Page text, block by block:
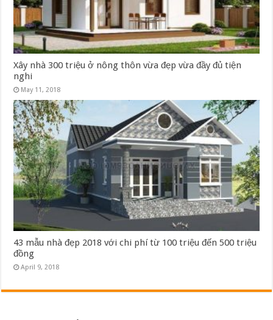
Xây nhà 300 triệu ở nông thôn vừa đẹp vừa đầy đủ tiện
nghi
May 11, 2018
43 mẫu nhà đẹp 2018 với chi phí từ 100 triệu đến 500 triệu
đồng
April 9, 2018